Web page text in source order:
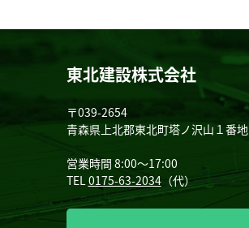
東北建設株式会社
〒039-2654
青森県上北郡東北町塔ノ沢山１番地
営業時間 8:00～17:00
TEL0175-63-2034（代）